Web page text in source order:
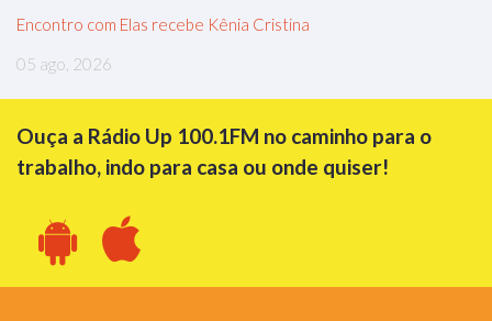
Encontro com Elas recebe Kênia Cristina
05 ago, 2026
Ouça a Rádio Up 100.1FM no caminho para o
trabalho, indo para casa ou onde quiser!